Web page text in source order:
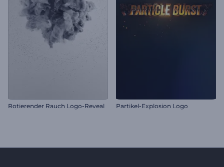
Rotierender Rauch Logo-Reveal Partikel-Explosion Logo